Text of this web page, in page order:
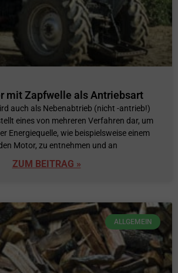
mit Zapfwelle als Antriebsart
auch als Nebenabtrieb (nicht -antrieb!)
eines von mehreren Verfahren dar, um
Energiequelle, wie beispielsweise einem
Motor, zu entnehmen und an
ZUM BEITRAG »
ALLGEMEIN